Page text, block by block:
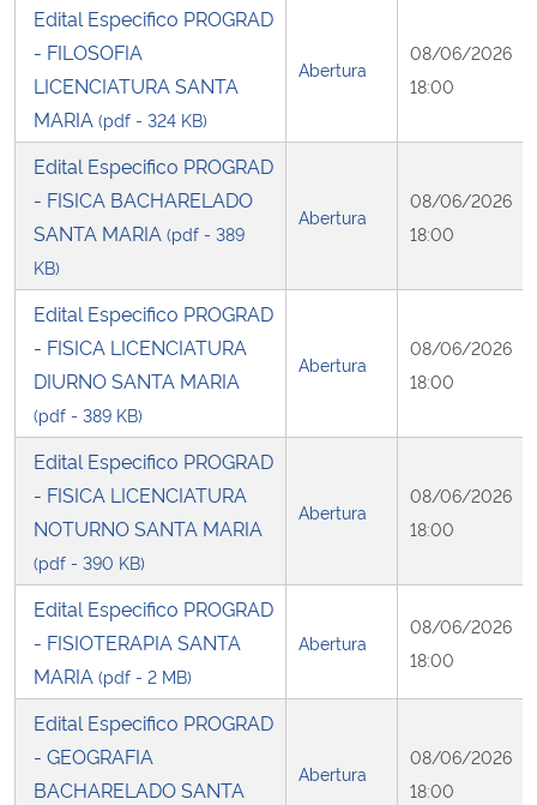
Edital Especifico PROGRAD
- FILOSOFIA
LICENCIATURA SANTA
MARIA (pdf - 324 KB)
Abertura
08/06/2026
18:00
Edital Especifico PROGRAD
- FISICA BACHARELADO
SANTA MARIA (pdf - 389
KB)
Abertura
08/06/2026
18:00
Edital Especifico PROGRAD
- FISICA LICENCIATURA
DIURNO SANTA MARIA
(pdf - 389 KB)
Abertura
08/06/2026
18:00
Edital Especifico PROGRAD
- FISICA LICENCIATURA
NOTURNO SANTA MARIA
(pdf - 390 KB)
Abertura
08/06/2026
18:00
Edital Especifico PROGRAD
- FISIOTERAPIA SANTA
MARIA (pdf - 2 MB)
Abertura
08/06/2026
18:00
Edital Especifico PROGRAD
- GEOGRAFIA
BACHARELADO SANTA
Abertura
08/06/2026
18:00